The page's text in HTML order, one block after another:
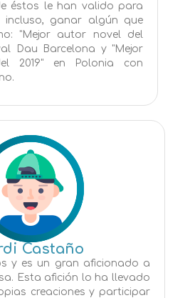
éstos le han valido para
incluso, ganar algún que
"Mejor autor novel del
Dau Barcelona y "Mejor
2019" en Polonia con
Castaño
y es un gran aficionado a
Esta afición lo ha llevado
creaciones y participar